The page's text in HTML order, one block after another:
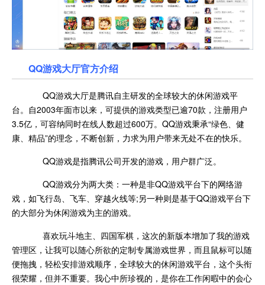
QQ游戏大厅官方介绍
QQ游戏大厅是腾讯自主研发的全球较大的休闲游戏平
台。自2003年面市以来，可提供的游戏类型已逾70款，注册用户
3.5亿，可容纳同时在线人数超过600万。QQ游戏秉承“绿色、健
康、精品”的理念，不断创新，力求为用户带来无处不在的快乐。
QQ游戏是指腾讯公司开发的游戏，用户群广泛。
QQ游戏分为两大类：一种是非QQ游戏平台下的网络游
戏，如飞行岛、飞车、穿越火线等;另一种则是基于QQ游戏平台下
的大部分为休闲游戏为主的游戏。
喜欢玩斗地主、四国军棋，这次的新版本增加了我的游戏
管理区，让我可以随心所欲的定制专属游戏世界，而且鼠标可以随
便拖拽，轻松安排游戏顺序，全球较大的休闲游戏平台，这个头衔
很荣耀，但并不重要。我心中所珍视的，是你在工作闲暇中的会心